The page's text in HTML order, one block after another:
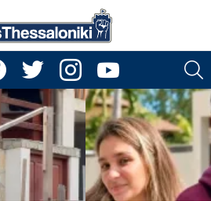
facebooktwitter instagramyoutube